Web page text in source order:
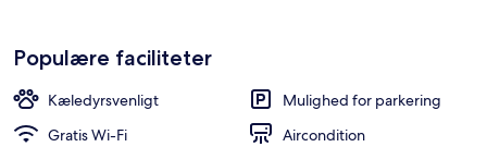
Populære faciliteter
Kæledyrsvenligt
Mulighed for parkering
Gratis Wi-Fi
Aircondition